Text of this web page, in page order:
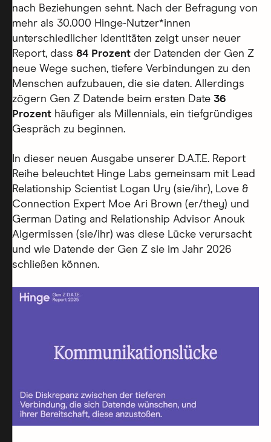
nach Beziehungen sehnt. Nach der Befragung von
mehr als 30.000 Hinge-Nutzer*innen
unterschiedlicher Identitäten zeigt unser neuer
Report, dass 84 Prozent der Datenden der Gen Z
neue Wege suchen, tiefere Verbindungen zu den
Menschen aufzubauen, die sie daten. Allerdings
zögern Gen Z Datende beim ersten Date 36
Prozent häufiger als Millennials, ein tiefgründiges
Gespräch zu beginnen.
In dieser neuen Ausgabe unserer D.A.T.E. Report
Reihe beleuchtet Hinge Labs gemeinsam mit Lead
Relationship Scientist Logan Ury (sie/ihr), Love &
Connection Expert Moe Ari Brown (er/they) und
German Dating and Relationship Advisor Anouk
Algermissen (sie/ihr) was diese Lücke verursacht
und wie Datende der Gen Z sie im Jahr 2026
schließen können.